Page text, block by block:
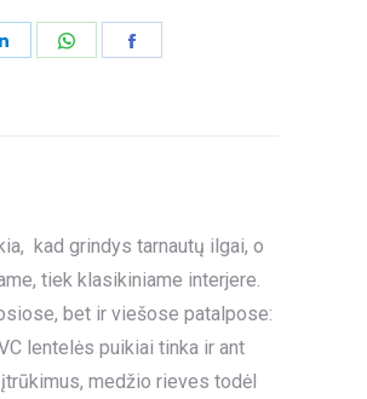
Share
kad grindys tarnautų ilgai, o
tiek klasikiniame interjere.
bet ir viešose patalpose:
lentelės puikiai tinka ir ant
medžio rieves todėl